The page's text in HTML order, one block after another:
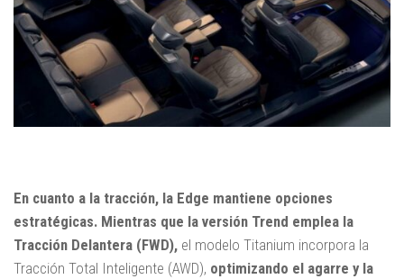
En cuanto a la tracción, la Edge mantiene opciones
estratégicas. Mientras que la versión Trend emplea la
Tracción Delantera (FWD), el modelo Titanium incorpora la
Tracción Total Inteligente (AWD), optimizando el agarre y la